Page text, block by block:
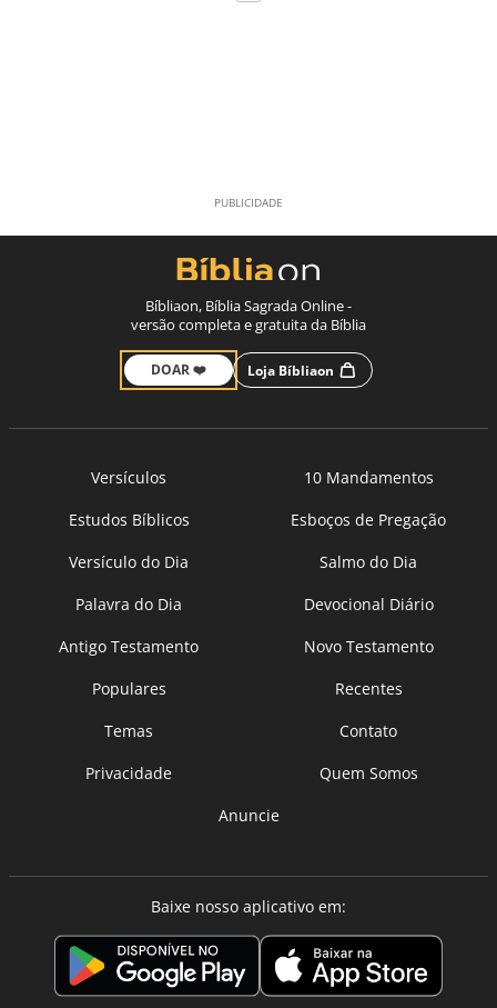
Bíbliaon, Bíblia Sagrada Online -
versão completa e gratuita da Bíblia
DOAR ❤️ Loja Bíbliaon
Versículos
10 Mandamentos
Estudos Bíblicos
Esboços de Pregação
Versículo do Dia
Salmo do Dia
Palavra do Dia
Devocional Diário
Antigo Testamento
Novo Testamento
Populares
Recentes
Temas
Contato
Privacidade
Quem Somos
Anuncie
Baixe nosso aplicativo em: